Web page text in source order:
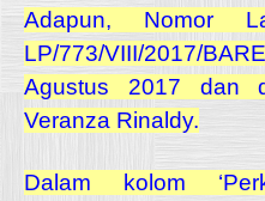
Adapun, Nomor
LP/773/VIII/2017/
Agustus 2017 dan
Veranza Rinaldy.
Dalam kolom